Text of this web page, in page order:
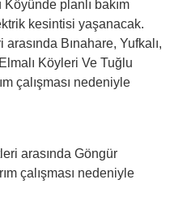
planlı bakım
kesintisi yaşanacak.
Bınahare, Yufkalı,
Köyleri Ve Tuğlu
çalışması nedeniyle
arasında Göngür
çalışması nedeniyle